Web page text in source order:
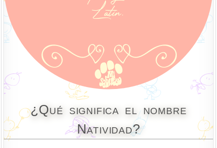
¿Qué significa el nombre
Natividad?